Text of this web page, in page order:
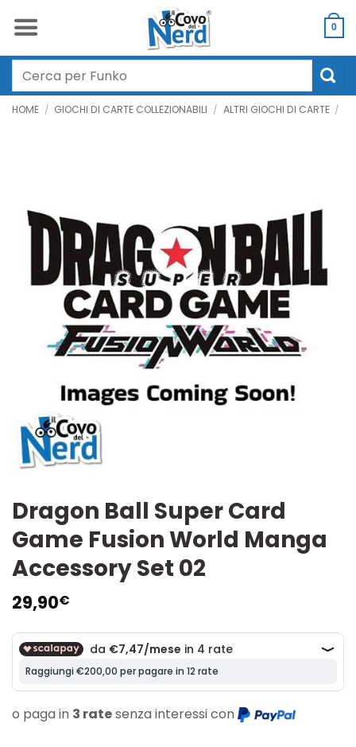
0
Cerca:
HOME / GIOCHI DI CARTE COLLEZIONABILI / ALTRI GIOCHI DI CARTE /
Dragon Ball Super Card
Game Fusion World Manga
Accessory Set 02
29,90€
o paga in 3 ratesenza interessi con